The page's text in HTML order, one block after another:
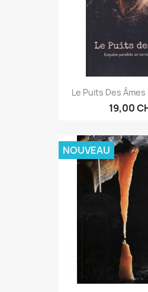
Le Puits Des
19,00
NOUVEAU